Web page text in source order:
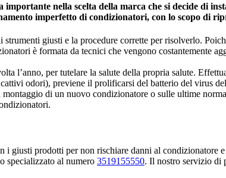
nella scelta della marca che si decide di
imperfetto di condizionatori, con lo scopo di
giusti e la procedure corrette per risolverlo.
è formata da tecnici che vengono costantemente
l’anno, per tutelare la salute della propria salute.
odori), previene il prolificarsi del batterio del virus
di un nuovo condizionatore o sulle ultime
giusti prodotti per non rischiare danni al condizionatore
specializzato al numero 3519155550. Il nostro servizio di